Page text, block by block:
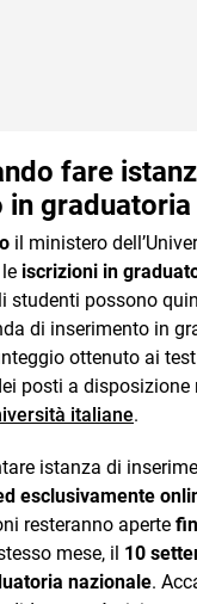
fare
in graduatoria
il ministero
iscrizioni in
studenti possono
di inserimento in
ottenuto ai
posti a disposizione
italiane.
istanza di
esclusivamente
resteranno aperte
mese, il 10
nazionale.